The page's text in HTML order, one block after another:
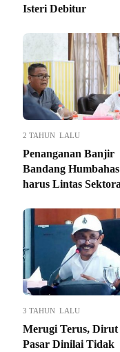
Isteri Debitur
2 TAHUN LALU
Penanganan Banjir
Bandang Humbahas
harus Lintas
3 TAHUN LALU
Merugi Terus, Dirut
Pasar Dinilai Tidak